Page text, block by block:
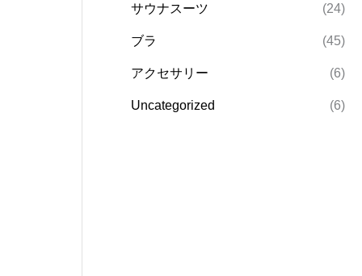
サウナスーツ (24)
ブラ (45)
アクセサリー (6)
Uncategorized (6)